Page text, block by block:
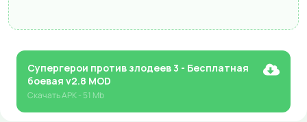
Супергерои против злодеев 3 - Бесплатная
боевая v2.8 MOD
СкачатьAPK- 51 Mb